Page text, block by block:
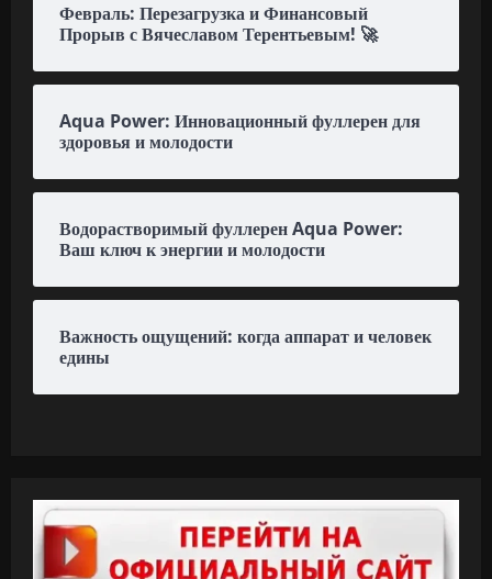
Февраль: Перезагрузка и Финансовый
Прорыв с Вячеславом Терентьевым! 🚀
Aqua Power: Инновационный фуллерен для
здоровья и молодости
Водорастворимый фуллерен Aqua Power:
Ваш ключ к энергии и молодости
Важность ощущений: когда аппарат и человек
едины